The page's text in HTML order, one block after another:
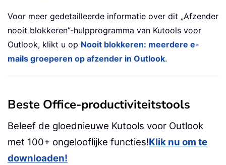
Voor meer gedetailleerde informatie over dit „Afzender
nooit blokkeren”-hulpprogramma van Kutools voor
Outlook, klikt u op Nooit blokkeren: meerdere e-
mails groeperen op afzender in Outlook.
Beste Office-productiviteitstools
Beleef de gloednieuwe Kutools voor Outlook
met 100+ ongelooflijke functies!Klik nu om te
downloaden!